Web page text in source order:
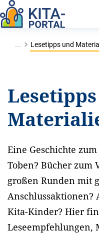
... Lesetipps und
Eine Geschichte
Toben? Bücher
großen Runden mit
Anschlussaktionen?
Kita-Kinder? Hier
Leseempfehlungen,